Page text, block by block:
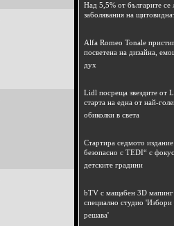
Над 5,5% от българите се
заболявания на
Alfa Romeo Tonale
посветена на дизайна,
дух
Lidl посреща звездите от
старта на една от най-
обиколки в света
Стартира седмото
безопасно с TEDI“ с
детските градини
bTV с мащабен 3D мапинг
специално студио
решава'